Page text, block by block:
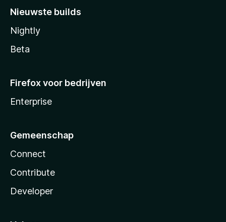
Nieuwste builds
Nightly
Beta
Firefox voor bedrijven
Enterprise
Gemeenschap
Connect
Contribute
Developer